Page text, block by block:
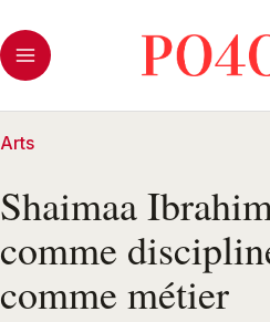
Arts
Shaimaa
comme
comme métier